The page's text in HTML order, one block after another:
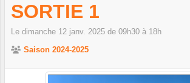
SORTIE 1
Le dimanche 12 janv. 2025 de 09h30 à 18h
Saison 2024-2025